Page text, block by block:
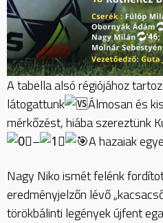
A tabella alsó régiójához
látogattunk
Álmosan és
mérkőzést, hiába szereztünk
–
A hazaiak
Nagy Niko ismét felénk
eredményjelzőn lévő
törökbálinti legények újfent